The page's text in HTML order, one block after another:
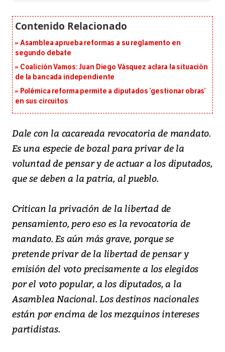
Asamblea aprueba reformas a su reglamento en
segundo debate
Coalición Vamos: Juan Diego Vásquez aclara la situación
de la bancada independiente
Polémica reforma permite a diputados ‘gestionar obras’
en sus circuitos
Dale con la cacareada revocatoria de mandato.
Es una especie de bozal para privar de la
voluntad de pensar y de actuar a los diputados,
que se deben a la patria, al pueblo.
Critican la privación de la libertad de
pensamiento, pero eso es la revocatoria de
mandato. Es aún más grave, porque se
pretende privar de la libertad de pensar y
emisión del voto precisamente a los elegidos
por el voto popular, a los diputados, a la
Asamblea Nacional. Los destinos nacionales
están por encima de los mezquinos intereses
partidistas.